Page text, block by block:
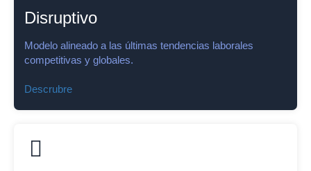
Disruptivo
Modelo alineado a las últimas tendencias laborales
competitivas y globales.
Descrubre